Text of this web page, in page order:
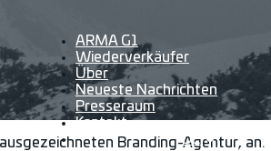
ARMA G1
Wiederverkäufer
Über
Neueste Nachrichten
Presseraum
Kontakt
DE
Branding-Agentur, an.